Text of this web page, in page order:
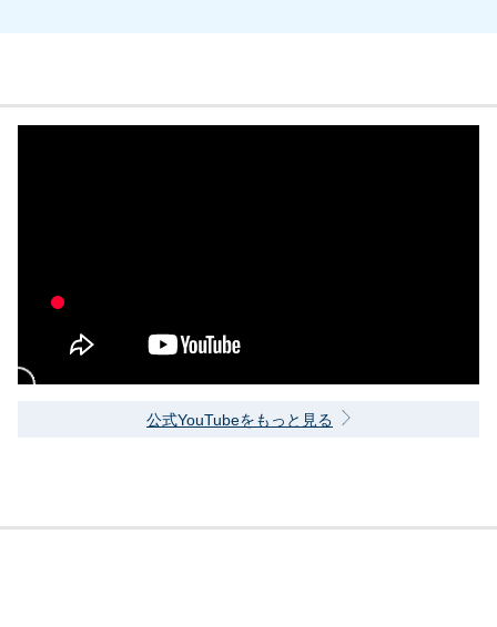
公式YouTubeをもっと見る